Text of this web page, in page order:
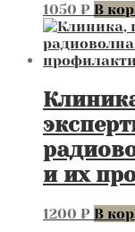
1050 ₽ В
и их
1200 ₽ В